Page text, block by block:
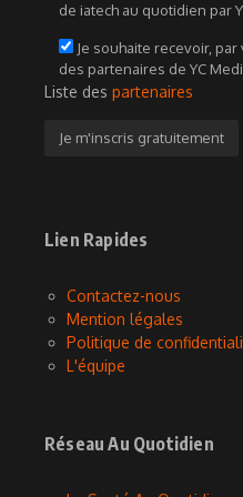
de iatech au quotidien par
Je souhaite recevoir,
des partenaires de YC
Liste des partenaires
Lien Rapides
Contactez-nous
Mention légales
Politique de
L'équipe
Réseau Au Quotidien